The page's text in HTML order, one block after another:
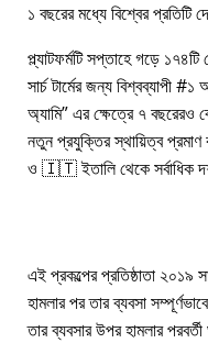
১ বছরের মধ্যে বিশ্বের প্রতিটি
প্ল্যাটফর্মটি সপ্তাহে গড়ে
সার্চ টার্মের জন্য বিশ্বব্যাপী
অ্যামি এর ক্ষেত্রে ৭ বছরেরও
নতুন প্রযুক্তির স্থায়িত্ব প্রমাণ
ও 🇮🇹 ইতালি থেকে সর্বাধিক
এই প্রকল্পের প্রতিষ্ঠাতা ২০১৯
হামলার পর তার ব্যবসা
তার ব্যবসার উপর হামলার